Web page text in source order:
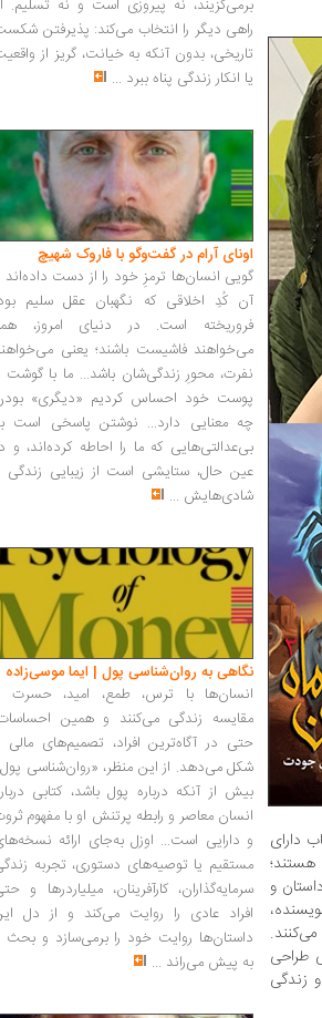
دارای
و
طراحی
زندگی
برمی‌گزیند، نه پیروزی است و نه تسلیم.
راهی دیگر را انتخاب می‌کند: پذیرفتن
تاریخی، بدون آنکه به خیانت، گریز از
یا انکار زندگی پناه ببرد ...
اونای آرام در گفت‌وگو با فاروک شهیچ‭
گویی انسان‌ها ترمزِ خود را از دست داده‌اند
آن کُدِ اخلاقی که نگهبان عقل سلیم
فروریخته است. در دنیای امروز،
می‌خواهند فاشیست باشند؛ یعنی
نفرت، محورِ زندگی‌شان باشد... ما با گوشت
پوست خود احساس کردیم «دیگری»
چه معنایی دارد... نوشتن پاسخی است
بی‌عدالتی‌هایی که ما را احاطه کرده‌اند، و
عین حال، ستایشی است از زیبایی زندگی
شادی‌هایش ...
نگاهی به روان‌شناسی پول | ایما موسی‌زاده
انسان‌ها با ترس، طمع، امید، حسرت
مقایسه زندگی می‌کنند و همین
حتی در آگاه‌ترین افراد، تصمیم‌های مالی
شکل می‌دهد. از این منظر، «روان‌شناسی
بیش از آنکه درباره پول باشد، کتابی
انسان معاصر و رابطه پرتنش او با مفهوم
و دارایی است... اوزل به‌جای ارائه
مستقیم یا توصیه‌های دستوری، تجربه
سرمایه‌گذاران، کارآفرینان، میلیاردرها و
افراد عادی را روایت می‌کند و از دل
داستان‌ها روایت خود را برمی‌سازد و بحث
به پیش می‌راند ...